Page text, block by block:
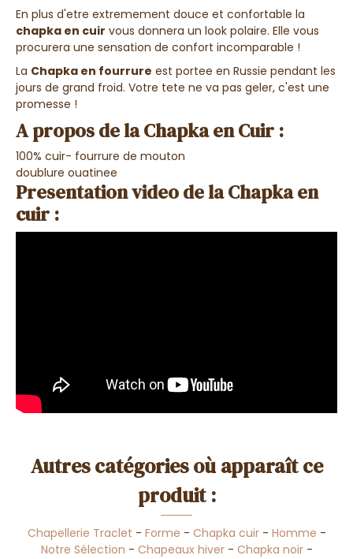
En plus d'etre extremement douce et confortable la
chapka en cuir vous donnera un look polaire. Elle vous
procurera une sensation de confort incomparable !
La Chapka en fourrure est portee en Russie pendant les
jours de grand froid. Votre tete ne va pas geler, c'est une
promesse !
A propos de la Chapka en Cuir :
100% cuir- fourrure de mouton
doublure ouatinee
Presentation video de la Chapka en
cuir :
Autres catégories où apparaît ce
produit :
Chapellerie Traclet - Forme - Chapka cuir- Homme -
Notre Sélection - Chapeaux hiver- Chapka noir -